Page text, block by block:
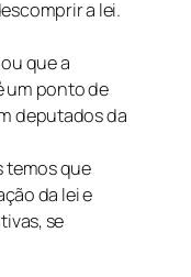
a lei.
que a
um ponto de
deputados da
temos que
da lei e
se